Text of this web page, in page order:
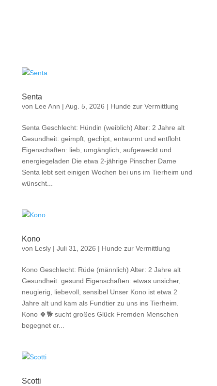
Senta
von Lee Ann | Aug. 5, 2026 | Hunde zur Vermittlung
Senta Geschlecht: Hündin (weiblich) Alter: 2 Jahre alt
Gesundheit: geimpft, gechipt, entwurmt und entfloht
Eigenschaften: lieb, umgänglich, aufgeweckt und
energiegeladen Die etwa 2-jährige Pinscher Dame
Senta lebt seit einigen Wochen bei uns im Tierheim und
wünscht...
Kono
von Lesly| Juli 31, 2026 | Hunde zur Vermittlung
Kono Geschlecht: Rüde (männlich) Alter: 2 Jahre alt
Gesundheit: gesund Eigenschaften: etwas unsicher,
neugierig, liebevoll, sensibel Unser Kono ist etwa 2
Jahre alt und kam als Fundtier zu uns ins Tierheim.
Kono 🍀🐕 sucht großes Glück Fremden Menschen
begegnet er...
Scotti